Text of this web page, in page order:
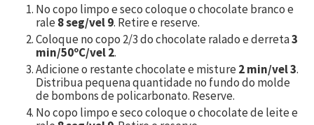
No copo limpo e seco coloque o chocolate branco e
rale8 seg/vel 9. Retire e reserve.
Coloque no copo 2/3 do chocolate ralado e derreta3
min/50ºC/vel 2.
Adicione o restante chocolate e misture2 min/vel 3.
Distribua pequena quantidade no fundo do molde
de bombons de policarbonato. Reserve.
No copo limpo e seco coloque o chocolate de leite e